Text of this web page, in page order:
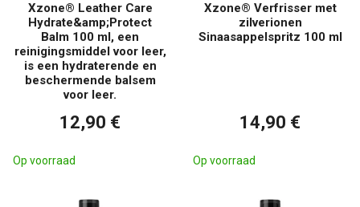
Xzone® Leather Care
Hydrate&amp;Protect
Balm 100 ml, een
reinigingsmiddel voor leer,
is een hydraterende en
beschermende balsem
voor leer.
12,90 €
Op voorraad
Xzone® Verfrisser met
zilverionen
Sinaasappelspritz 100 ml
14,90 €
Op voorraad